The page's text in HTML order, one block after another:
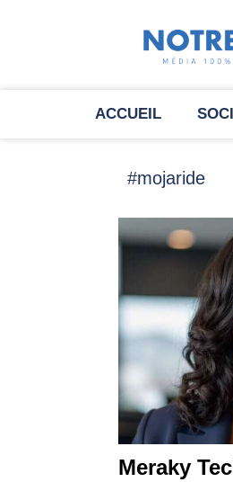
ACCUEIL
#mojaride
Meraky